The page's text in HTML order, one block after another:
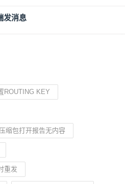
发消息
ROUTING KEY
缩包打开报告无内容
重发